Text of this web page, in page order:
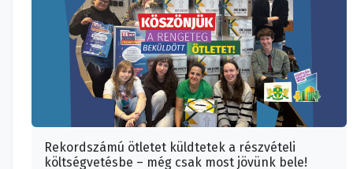
Rekordszámú ötletet küldtetek a részvételi
költségvetésbe – még csak most jövünk bele!